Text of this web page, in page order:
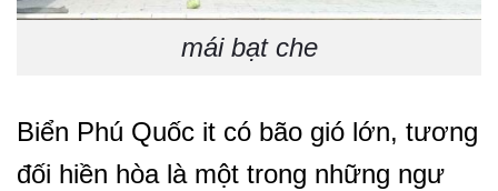
mái bạt che
Biển Phú Quốc it có bão gió lớn, tương
đối hiền hòa là một trong những ngư